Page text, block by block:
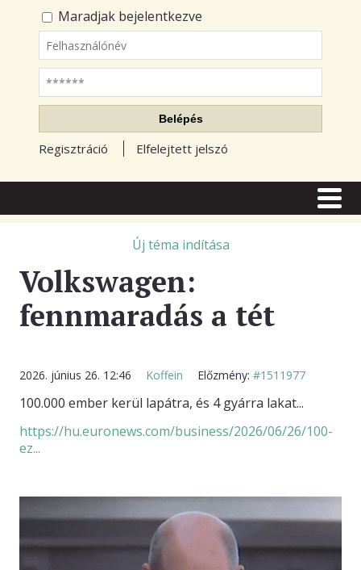
Maradjak bejelentkezve
Felhasználónév
Jelszó
Belépés
Regisztráció Elfelejtett jelszó
TŐZSDE FÓRUM
TUDÁSTÁR
BLOGOK
ELŐFIZETÉS
KAPCSOLAT
Új téma indítása
Volkswagen:
fennmaradás a tét
2026. június 26. 12:46 Koffein Előzmény: #1511977
100.000 ember kerül lapátra, és 4 gyárra lakat...
https://hu.euronews.com/business/2026/06/26/100-
ez...